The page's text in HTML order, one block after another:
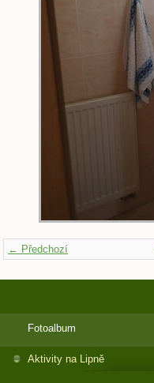
← Předchozí
Fotoalbum
Aktivity na Lipně